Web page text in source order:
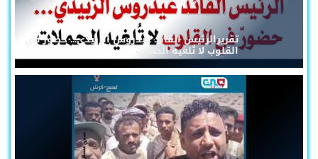
تقريرالرئيس القائد عيدروس الزُبيدي... حضورٌ في
القلوب لا تُلغيه الحملات